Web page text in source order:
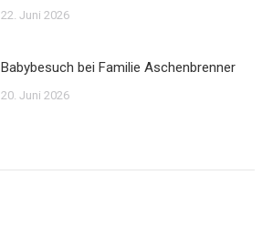
22. Juni 2026
Babybesuch bei Familie Aschenbrenner
20. Juni 2026